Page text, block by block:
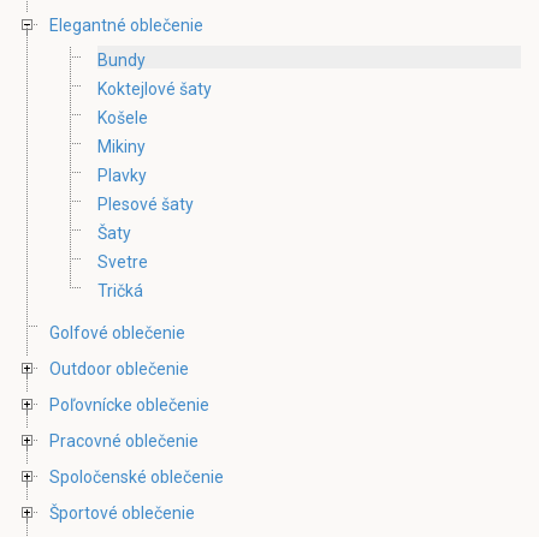
Elegantné oblečenie
Bundy
Koktejlové šaty
Košele
Mikiny
Plavky
Plesové šaty
Šaty
Svetre
Tričká
Golfové oblečenie
Outdoor oblečenie
Poľovnícke oblečenie
Pracovné oblečenie
Spoločenské oblečenie
Športové oblečenie